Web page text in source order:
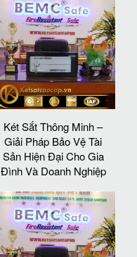
Két Sắt Thông Minh –
Giải Pháp Bảo Vệ Tài
Sản Hiện Đại Cho Gia
Đình Và Doanh Nghiệp